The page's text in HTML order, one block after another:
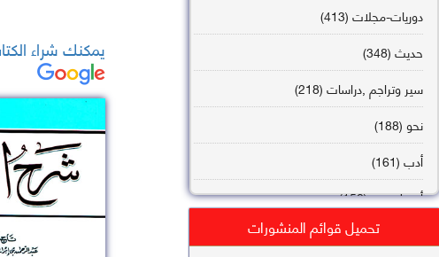
دوريات-مجلات (413)
حديث (348)
سير وتراجم ,دراسات (218)
نحو (188)
أدب (161)
أصول فقه (158)
تحميل قوائم المنشورات
يمكنك شراء